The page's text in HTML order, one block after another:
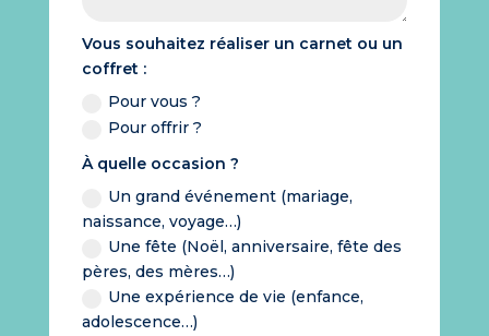
Vous souhaitez réaliser un carnet ou un
coffret :
Pour vous ?
Pour offrir ?
À quelle occasion ?
Un grand événement (mariage,
naissance, voyage…)
Une fête (Noël, anniversaire, fête des
pères, des mères…)
Une expérience de vie (enfance,
adolescence…)